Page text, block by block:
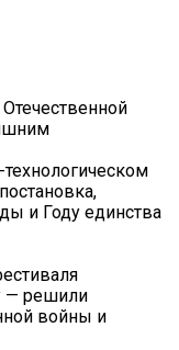
и Году единства
— решили
войны и